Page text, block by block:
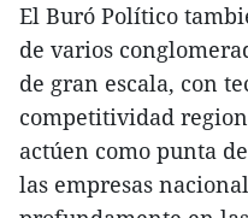
El Buró Político
de varios
de gran escala, con
competitividad
actúen como punta
las empresas